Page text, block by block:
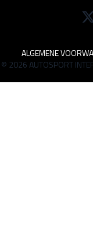
ALGEMENE
© 2026 AUTOSPORT